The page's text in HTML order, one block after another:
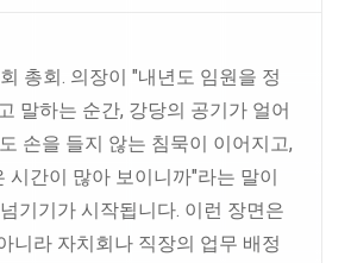
총회. 의장이 "내년도 임원을 정
말하는 순간, 강당의 공기가 얼어
손을 들지 않는 침묵이 이어지고,
시간이 많아 보이니까"라는 말이
기기가 시작됩니다. 이런 장면은
니라 자치회나 직장의 업무 배정